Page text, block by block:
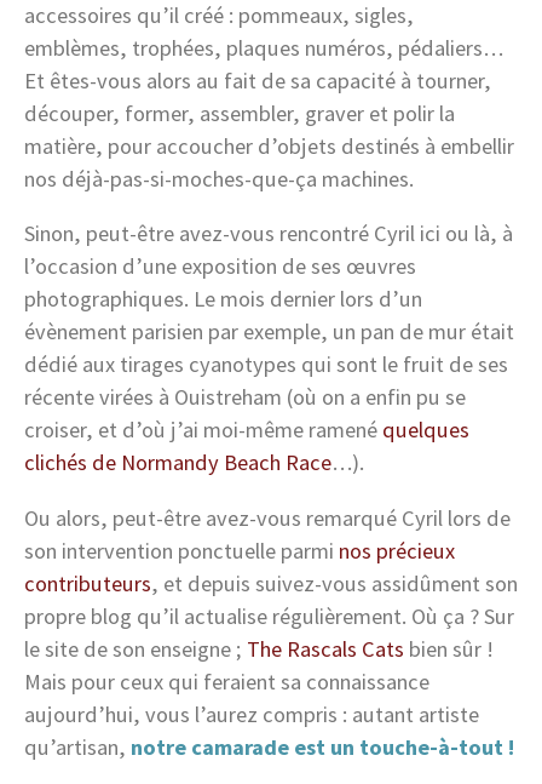
accessoires qu’il créé : pommeaux, sigles,
emblèmes, trophées, plaques numéros, pédaliers…
Et êtes-vous alors au fait de sa capacité à tourner,
découper, former, assembler, graver et polir la
matière, pour accoucher d’objets destinés à embellir
nos déjà-pas-si-moches-que-ça machines.
Sinon, peut-être avez-vous rencontré Cyril ici ou là, à
l’occasion d’une exposition de ses œuvres
photographiques. Le mois dernier lors d’un
évènement parisien par exemple, un pan de mur était
dédié aux tirages cyanotypes qui sont le fruit de ses
récente virées à Ouistreham (où on a enfin pu se
croiser, et d’où j’ai moi-même ramené quelques
clichés de Normandy Beach Race…).
Ou alors, peut-être avez-vous remarqué Cyril lors de
son intervention ponctuelle parmi nos précieux
contributeurs, et depuis suivez-vous assidûment son
propre blog qu’il actualise régulièrement. Où ça ? Sur
le site de son enseigne ; The Rascals Cats bien sûr !
Mais pour ceux qui feraient sa connaissance
aujourd’hui, vous l’aurez compris : autant artiste
qu’artisan, notre camarade est un touche-à-tout !